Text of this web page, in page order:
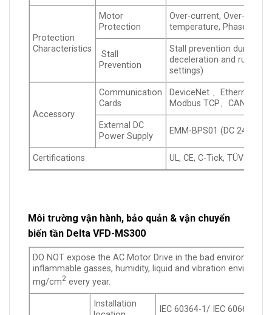
Protection
Characteristics
Motor
Protection
Over-current, Over-
temperature, Phase loss
Stall
Prevention
Stall prevention during
deceleration and running
settings)
Accessory
Communication
Cards
DeviceNet 、Ethernet/IP
Modbus TCP、CANopen
External DC
Power Supply
EMM-BPS01 (DC 24V
Certifications UL, CE, C-Tick, TÜV (SIL
Môi trường vận hành, bảo quản & vận chuyển
biến tần Delta VFD-MS300
DO NOT expose the AC Motor Drive in the bad
inflammable gasses, humidity, liquid and vibration
mg/cm2 every year.
Installation
IEC 60364-1/ IEC 60664-1